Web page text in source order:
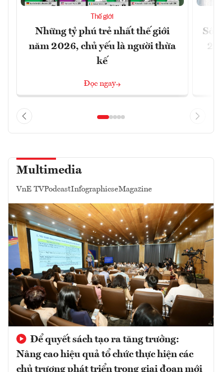
Thế giới
Những tỷ phú trẻ nhất thế giới
năm 2026, chủ yếu là người thừa
kế
Đọc ngay
Số
Multimedia
VnE TVPodcastInfographicseMagazine
Để quyết sách tạo ra tăng trưởng:
Nâng cao hiệu quả tổ chức thực hiện các
chủ trương phát triển trong giai đoạn mới